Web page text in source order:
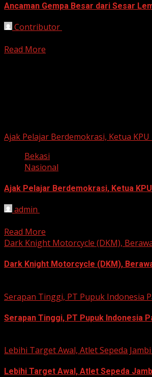
Ancaman Gempa Besar dari Sesar
Contributor
Read More
Ajak Pelajar Berdemokrasi, Ketua
Bekasi
Nasional
Ajak Pelajar Berdemokrasi, Ketua
admin
Read More
Dark Knight Motorcycle (DKM),
Dark Knight Motorcycle (DKM),
Serapan Tinggi, PT Pupuk Indonesia
Serapan Tinggi, PT Pupuk Indonesia
Lebihi Target Awal, Atlet Sepeda
Lebihi Target Awal, Atlet Sepeda